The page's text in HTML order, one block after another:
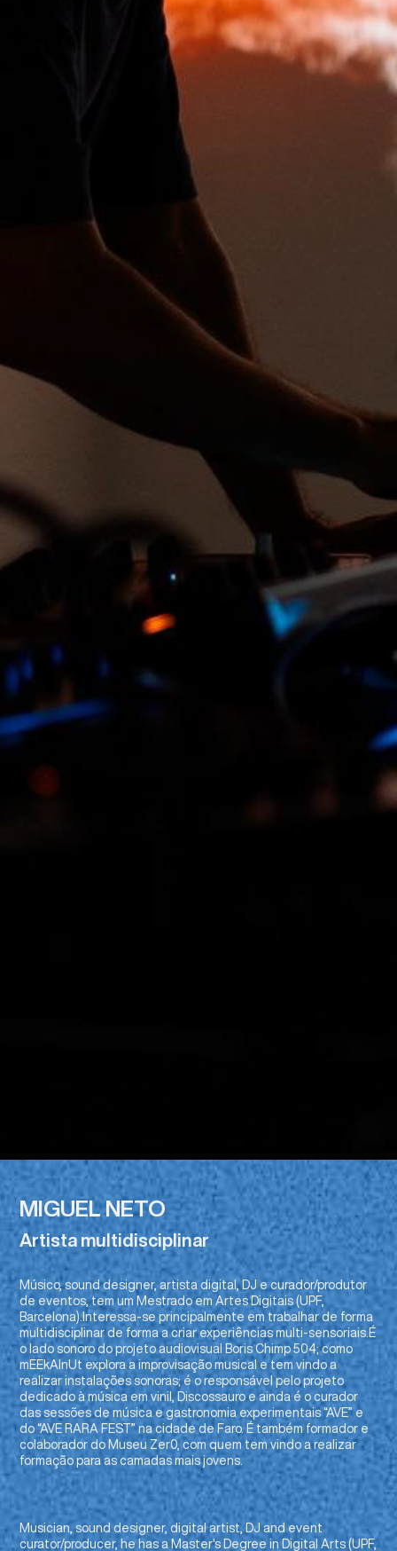
MIGUEL NETO
Artista multidisciplinar
Músico, sound designer, artista digital, DJ e curador/produtor
de eventos, tem um Mestrado em Artes Digitais (UPF,
Barcelona).Interessa-se principalmente em trabalhar de forma
multidisciplinar de forma a criar experiências multi-sensoriais.É
o lado sonoro do projeto audiovisual Boris Chimp 504; como
mEEkAlnUt explora a improvisação musical e tem vindo a
realizar instalações sonoras; é o responsável pelo projeto
dedicado à música em vinil, Discossauro e ainda é o curador
das sessões de música e gastronomia experimentais “AVE” e
do “AVE RARA FEST” na cidade de Faro. É também formador e
colaborador do Museu Zer0, com quem tem vindo a realizar
formação para as camadas mais jovens.
Musician, sound designer, digital artist, DJ and event
curator/producer, he has a Master's Degree in Digital Arts (UPF,